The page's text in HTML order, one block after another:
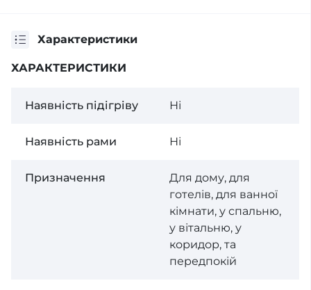
Характеристики
ХАРАКТЕРИСТИКИ
Наявність підігріву Ні
Наявність рами Ні
Призначення
Для дому, для
готелів, для ванної
кімнати, у спальню,
у вітальню, у
коридор, та
передпокій